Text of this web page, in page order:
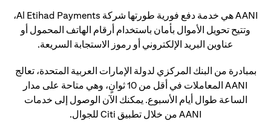
AANI هي خدمة دفع فورية طورتها شركة Al Etihad Payments،
وتتيح تحويل الأموال بأمان باستخدام أرقام الهاتف المحمول أو
عناوين البريد الإلكتروني أو رموز الاستجابة السريعة.
بمبادرة من البنك المركزي لدولة الإمارات العربية المتحدة، تعالج
AANI المعاملات في أقل من 10 ثوانٍ، وهي متاحة على مدار
الساعة طوال أيام الأسبوع. يمكنك الآن الوصول إلى خدمات
AANI من خلال تطبيق Citi للجوال.